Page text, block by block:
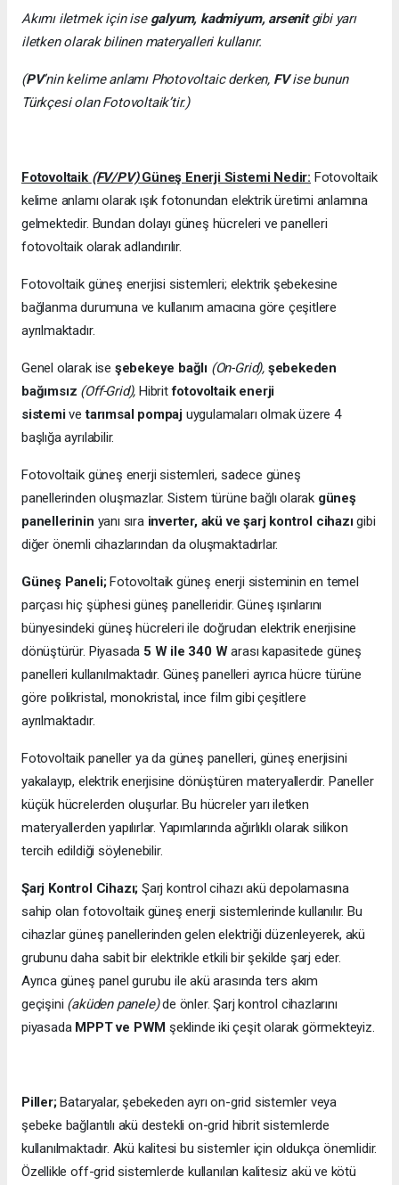
Akımı iletmek için ise galyum, kadmiyum, arsenitgibi yarı
iletken olarak bilinen materyalleri kullanır.
(PV’nin kelime anlamı Photovoltaic derken, FVise bunun
Türkçesi olan Fotovoltaik’tir.)
Fotovoltaik (FV/PV)Güneş Enerji Sistemi Nedir: Fotovoltaik
kelime anlamı olarak ışık fotonundan elektrik üretimi anlamına
gelmektedir. Bundan dolayı güneş hücreleri ve panelleri
fotovoltaik olarak adlandırılır.
Fotovoltaik güneş enerjisi sistemleri; elektrik şebekesine
bağlanma durumuna ve kullanım amacına göre çeşitlere
ayrılmaktadır.
Genel olarak ise şebekeye bağlı (On-Grid), şebekeden
bağımsız (Off-Grid), Hibritfotovoltaik enerji
sistemivetarımsal pompaj uygulamaları olmak üzere 4
başlığa ayrılabilir.
Fotovoltaik güneş enerji sistemleri, sadece güneş
panellerinden oluşmazlar. Sistem türüne bağlı olarak güneş
panellerinin yanı sıra inverter, akü ve şarj kontrol cihazıgibi
diğer önemli cihazlarından da oluşmaktadırlar.
Güneş Paneli;Fotovoltaik güneş enerji sisteminin en temel
parçası hiç şüphesi güneş panelleridir. Güneş ışınlarını
bünyesindeki güneş hücreleri ile doğrudan elektrik enerjisine
dönüştürür. Piyasada 5 W ile 340 Warası kapasitede güneş
panelleri kullanılmaktadır. Güneş panelleri ayrıca hücre türüne
göre polikristal, monokristal, ince film gibi çeşitlere
ayrılmaktadır.
Fotovoltaik paneller ya da güneş panelleri, güneş enerjisini
yakalayıp, elektrik enerjisine dönüştüren materyallerdir. Paneller
küçük hücrelerden oluşurlar. Bu hücreler yarı iletken
materyallerden yapılırlar. Yapımlarında ağırlıklı olarak silikon
tercih edildiği söylenebilir.
Şarj Kontrol Cihazı; Şarj kontrol cihazı akü depolamasına
sahip olan fotovoltaik güneş enerji sistemlerinde kullanılır. Bu
cihazlar güneş panellerinden gelen elektriği düzenleyerek, akü
grubunu daha sabit bir elektrikle etkili bir şekilde şarj eder.
Ayrıca güneş panel gurubu ile akü arasında ters akım
geçişini (aküden panele)de önler. Şarj kontrol cihazlarını
piyasada MPPT ve PWM şeklinde iki çeşit olarak görmekteyiz.
Piller;Bataryalar, şebekeden ayrı on-grid sistemler veya
şebeke bağlantılı akü destekli on-grid hibrit sistemlerde
kullanılmaktadır. Akü kalitesi bu sistemler için oldukça önemlidir.
Özellikle off-grid sistemlerde kullanılan kalitesiz akü ve kötü